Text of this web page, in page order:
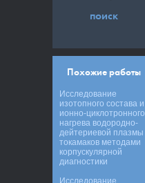
поиск
Похожие работы
Исследование
изотопного состава и
ионно-циклотронного
нагрева водородно-
дейтериевой плазмы
токамаков методами
корпускулярной
диагностики
Исследование